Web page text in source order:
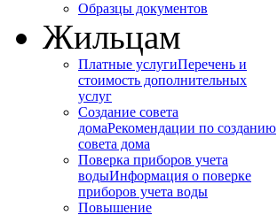
Образцы документов
Жильцам
Платные услугиПеречень и
стоимость дополнительных
услуг
Создание совета
домаРекомендации по созданию
совета дома
Поверка приборов учета
водыИнформация о поверке
приборов учета воды
Повышение